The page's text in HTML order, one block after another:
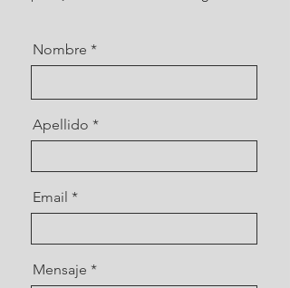
Nombre
Apellido
Email
Mensaje